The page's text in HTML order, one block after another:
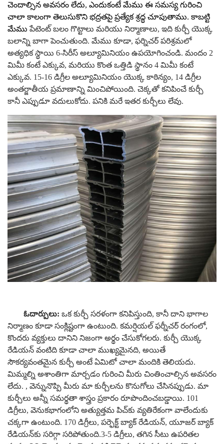
చెందాల్సిన అవసరం లేదు, ఎందుకంటే మేము ఈ సమస్య గురించి
చాలా కాలంగా తెలుసుకొని భద్రతపై ప్రత్యేక శ్రద్ధ చూపుతాము. కాబట్టి
మేముపేటెంట్ బలం గొట్టాలు మరియు నిర్మాణాలు, ఇది కుర్చీ యొక్క
బలాన్ని బాగా పెంచుతుంది. మేము కూడా, ఫర్నిచర్ పరిశ్రమలో
అత్యధిక స్థాయి 6-సిరీస్ అల్యూమినియం ఉపయోగించండి. మందం 2
మిమీ కంటే ఎక్కువ, మరియు కొంత ఒత్తిడి స్థానం 4 మిమీ కంటే
ఎక్కువ. 15-16 డిగ్రీల అల్యూమినియం యొక్క కాఠిన్యం, 14 డిగ్రీల
అంతర్జాతీయ ప్రమాణాన్ని మించిపోయింది. చెక్కతో కనిపించే కుర్చీ
కానీ ఎప్పుడూ వదులుకోదు. పనికి మరే ఇతర కుర్చీలు లేవు.
ఓదార్పులు:ఒక కుర్చీ సరళంగా కనిపిస్తుంది, కానీ దాని భాగాల
నిర్మాణం కూడా సంక్లిష్టంగా ఉంటుంది. కమర్షియల్ ఫర్నీచర్ రంగంలో,
కొందరు వ్యక్తులు దానిని నిజంగా అర్థం చేసుకోగలరు. కుర్చీ యొక్క
రేడియన్ వంటిది కూడా చాలా ముఖ్యమైనది, అయితే
సౌకర్యవంతమైన కుర్చీ అంటే ఏమిటో చాలా మందికి తెలియదు.
మిమ్మల్ని అశాంతిగా మార్చడం గురించి మీరు చింతించాల్సిన అవసరం
లేదు. , వెన్నునొప్పి మీరు మా కుర్చీలను కొనుగోలు చేసినప్పుడు. మా
కుర్చీలు అన్నీ సమర్థతా శాస్త్రం ప్రకారం రూపొందించబడ్డాయి. 101
డిగ్రీలు, వెనుకభాగంలోని అత్యుత్తమ పిచ్‌కు వ్యతిరేకంగా వాలేందుకు
చక్కగా ఉంటుంది. 170 డిగ్రీలు, పర్ఫెక్ట్ బ్యాక్ రేడియన్, యూజర్ బ్యాక్
రేడియన్‌కు సరిగ్గా సరిపోతుంది.3-5 డిగ్రీలు, తగిన సీటు ఉపరితల